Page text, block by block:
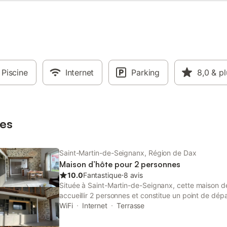
Piscine Internet Parking 8,0 &
Saint-Martin-de-Seignanx, Région de Dax
Maison d’hôte pour 2 personnes
10.0Fantastique⋅8 avis
Située à Saint-Martin-de-Seignanx, cette maison
accueillir 2 personnes et constitue un point de
La propriété se trouve à 900 m du lac et à 2,5 km
WiFi Internet Terrasse